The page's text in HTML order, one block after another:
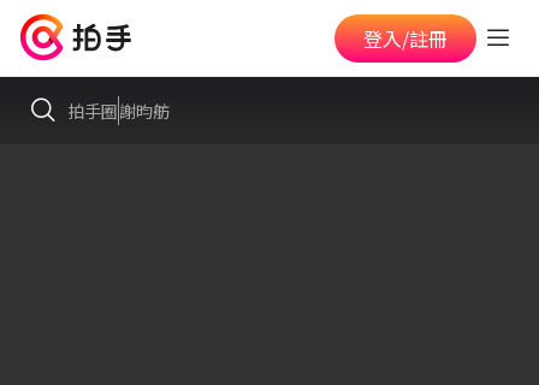
登入/註冊
拍手圈謝昀舫